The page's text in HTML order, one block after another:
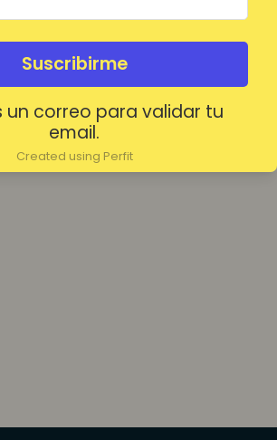
Suscribirme
un correo para validar tu
email.
Created using Perfit